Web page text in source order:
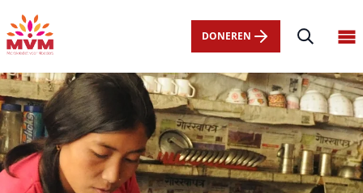
en
naar
inhoud
gaan
Main
navigation
nl
DONEREN